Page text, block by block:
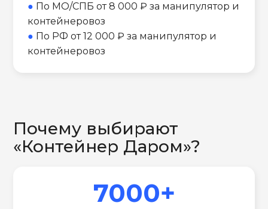
● По МО/СПБ от 8 000 ₽ за манипулятор и
контейнеровоз
● По РФ от 12 000 ₽ за манипулятор и
контейнеровоз
Почему выбирают
«Контейнер Даром»?
7000+